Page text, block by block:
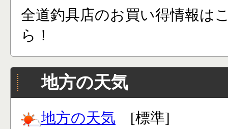
全道釣具店のお買い得情報は
ら！
地方の天気
地方の天気 [標準]